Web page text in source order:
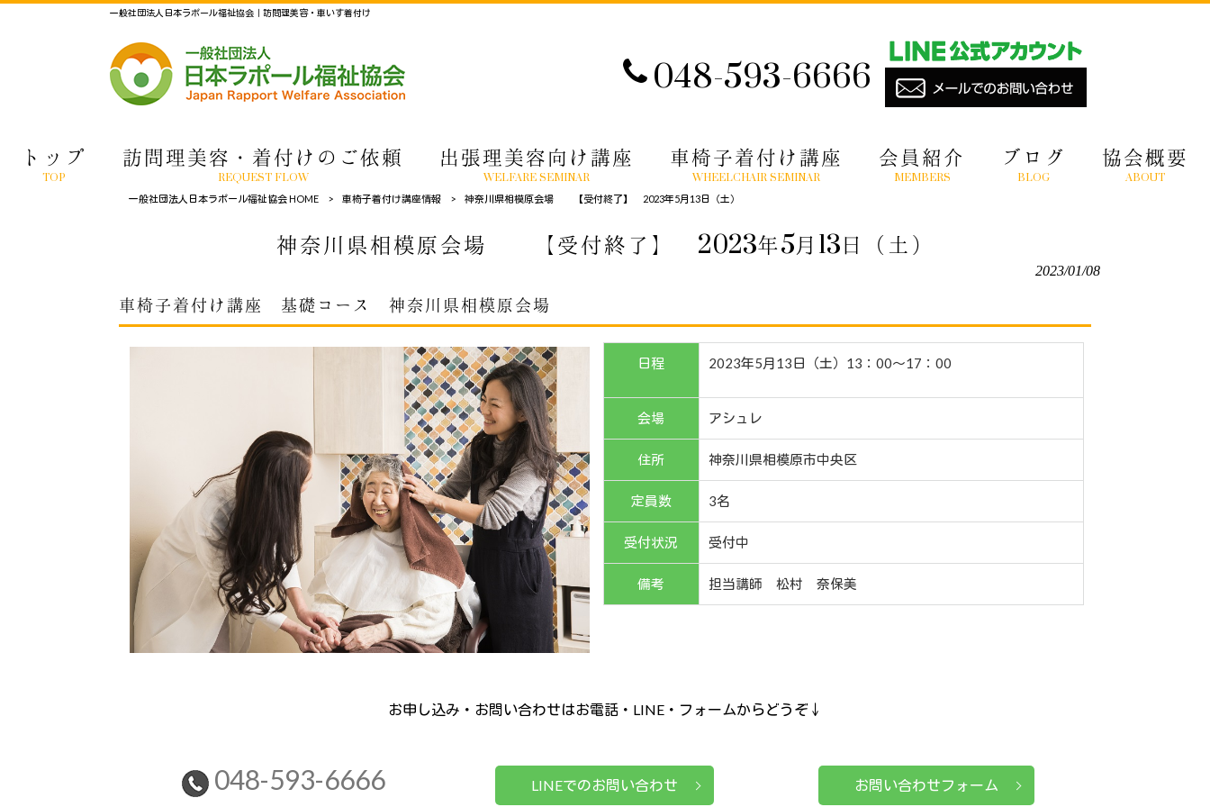
一般社団法人日本ラポール福祉協会｜訪問理美容・車いす着付け
048-593-6666
トップ
TOP
訪問理美容・着付けのご依頼
REQUEST FLOW
出張理美容向け講座
WELFARE SEMINAR
車椅子着付け講座
WHEELCHAIR SEMINAR
会員紹介
MEMBERS
ブログ
BLOG
協会概要
ABOUT
一般社団法人日本ラポール福祉協会 HOME > 車椅子着付け講座情報 > 神奈川県相模原会場 【受付終了】 2023年5月13日（土）
神奈川県相模原会場 【受付終了】 2023年5月13日（土）
2023/01/08
車椅子着付け講座 基礎コース 神奈川県相模原会場
日程 2023年5月13日（土）13：00〜17：00
会場 アシュレ
住所 神奈川県相模原市中央区
定員数 3名
受付状況 受付中
備考 担当講師 松村 奈保美
お申し込み・お問い合わせはお電話・LINE・フォームからどうぞ↓
048-593-6666 LINEでのお問い合わせ お問い合わせフォーム